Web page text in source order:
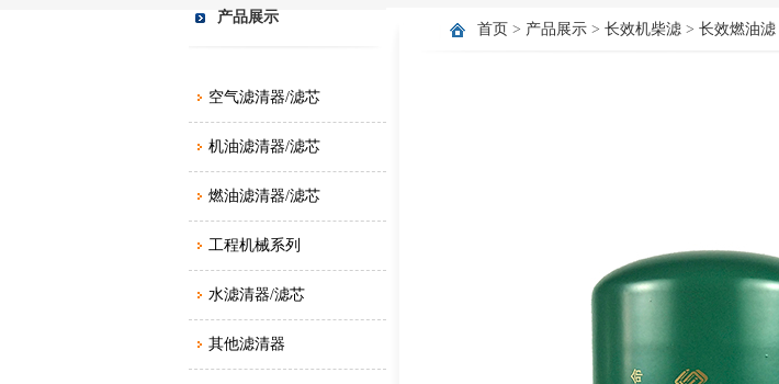
产品展示
空气滤清器/滤芯
机油滤清器/滤芯
燃油滤清器/滤芯
工程机械系列
水滤清器/滤芯
其他滤清器
首页 > 产品展示 > 长效机柴滤 > 长效燃油滤